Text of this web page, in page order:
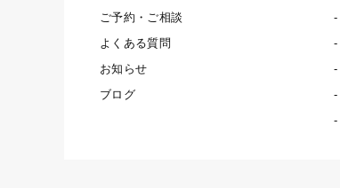
ご予約・ご相談
よくある質問
お知らせ
ブログ